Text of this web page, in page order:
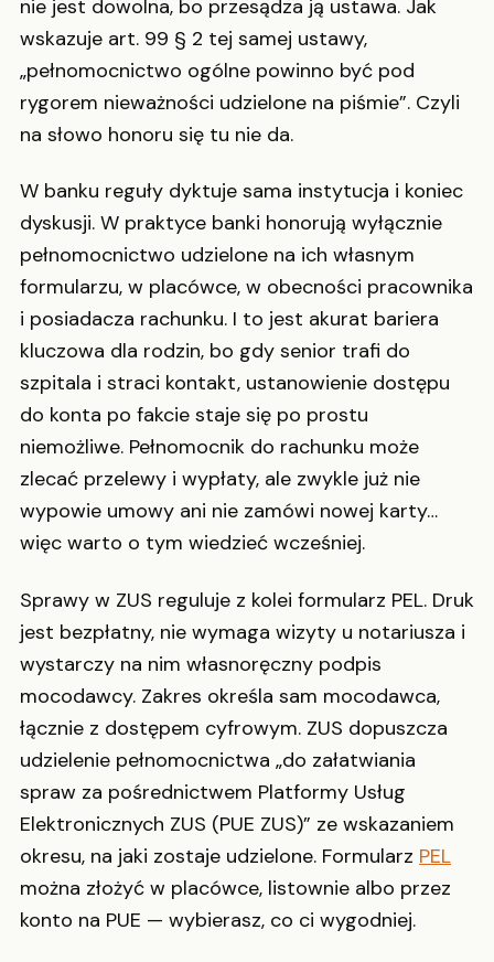
nie jest dowolna, bo przesądza ją ustawa. Jak
wskazuje art. 99 § 2 tej samej ustawy,
„pełnomocnictwo ogólne powinno być pod
rygorem nieważności udzielone na piśmie”. Czyli
na słowo honoru się tu nie da.
W banku reguły dyktuje sama instytucja i koniec
dyskusji. W praktyce banki honorują wyłącznie
pełnomocnictwo udzielone na ich własnym
formularzu, w placówce, w obecności pracownika
i posiadacza rachunku. I to jest akurat bariera
kluczowa dla rodzin, bo gdy senior trafi do
szpitala i straci kontakt, ustanowienie dostępu
do konta po fakcie staje się po prostu
niemożliwe. Pełnomocnik do rachunku może
zlecać przelewy i wypłaty, ale zwykle już nie
wypowie umowy ani nie zamówi nowej karty…
więc warto o tym wiedzieć wcześniej.
Sprawy w ZUS reguluje z kolei formularz PEL. Druk
jest bezpłatny, nie wymaga wizyty u notariusza i
wystarczy na nim własnoręczny podpis
mocodawcy. Zakres określa sam mocodawca,
łącznie z dostępem cyfrowym. ZUS dopuszcza
udzielenie pełnomocnictwa „do załatwiania
spraw za pośrednictwem Platformy Usług
Elektronicznych ZUS (PUE ZUS)” ze wskazaniem
okresu, na jaki zostaje udzielone. Formularz PEL
można złożyć w placówce, listownie albo przez
konto na PUE — wybierasz, co ci wygodniej.